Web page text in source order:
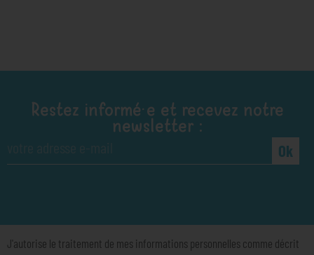
Restez informé·e et recevez notre
newsletter :
Ok
J'autorise le traitement de mes informations personnelles comme décrit